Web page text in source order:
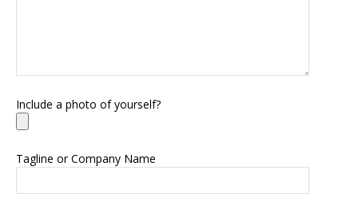
Include a photo of yourself?
Tagline or Company Name